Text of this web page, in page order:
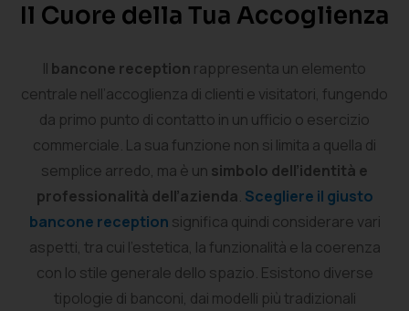
Il Cuore della Tua Accoglienza
Il bancone reception rappresenta un elemento
centrale nell’accoglienza di clienti e visitatori, fungendo
da primo punto di contatto in un ufficio o esercizio
commerciale. La sua funzione non si limita a quella di
semplice arredo, ma è un simbolo dell’identità e
professionalità dell’azienda. Scegliere il giusto
bancone reception significa quindi considerare vari
aspetti, tra cui l’estetica, la funzionalità e la coerenza
con lo stile generale dello spazio. Esistono diverse
tipologie di banconi, dai modelli più tradizionali